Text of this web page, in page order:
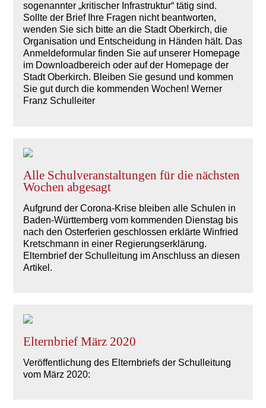
sogenannter „kritischer Infrastruktur“ tätig sind.
Sollte der Brief Ihre Fragen nicht beantworten,
wenden Sie sich bitte an die Stadt Oberkirch, die
Organisation und Entscheidung in Händen hält. Das
Anmeldeformular finden Sie auf unserer Homepage
im Downloadbereich oder auf der Homepage der
Stadt Oberkirch. Bleiben Sie gesund und kommen
Sie gut durch die kommenden Wochen! Werner
Franz Schulleiter
Alle Schulveranstaltungen für die nächsten
Wochen abgesagt
Aufgrund der Corona-Krise bleiben alle Schulen in
Baden-Württemberg vom kommenden Dienstag bis
nach den Osterferien geschlossen erklärte Winfried
Kretschmann in einer Regierungserklärung.
Elternbrief der Schulleitung im Anschluss an diesen
Artikel.
Elternbrief März 2020
Veröffentlichung des Elternbriefs der Schulleitung
vom März 2020: